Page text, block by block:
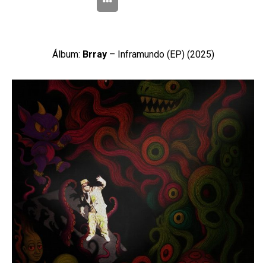
Álbum: Brray – Inframundo (EP) (2025)